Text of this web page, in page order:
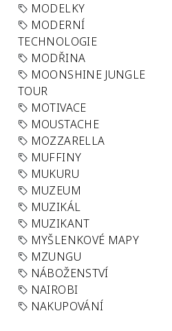
MODELKY
MODERNÍ
TECHNOLOGIE
MODŘINA
MOONSHINE JUNGLE
TOUR
MOTIVACE
MOUSTACHE
MOZZARELLA
MUFFINY
MUKURU
MUZEUM
MUZIKÁL
MUZIKANT
MYŠLENKOVÉ MAPY
MZUNGU
NÁBOŽENSTVÍ
NAIROBI
NAKUPOVÁNÍ